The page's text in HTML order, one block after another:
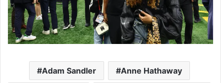
Adam Sandler Anne Hathaway